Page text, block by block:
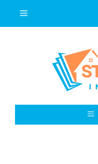
Meniu